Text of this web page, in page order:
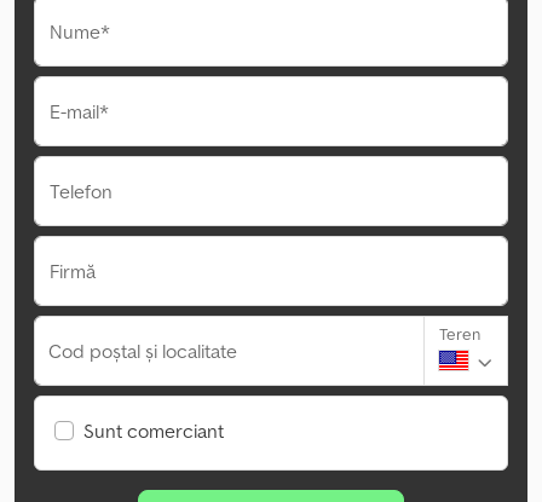
Nume*
E-mail*
Telefon
Firmă
Cod poștal și localitate
Teren
Sunt comerciant